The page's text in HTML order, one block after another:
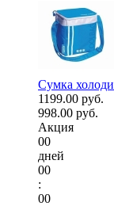
Сумка
1199.00 руб.
998.00 руб.
Акция
00
дней
00
:
00